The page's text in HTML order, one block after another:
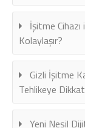
İşitme Cihazı
Kolaylaşır?
Gizli İşitme
Tehlikeye
Yeni Nesil